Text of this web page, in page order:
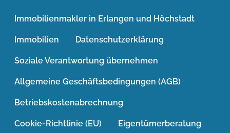
Immobilienmakler in Erlangen und Höchstadt
Immobilien Datenschutzerklärung
Soziale Verantwortung übernehmen
Allgemeine Geschäftsbedingungen (AGB)
Betriebskostenabrechnung
Cookie-Richtlinie (EU) Eigentümerberatung